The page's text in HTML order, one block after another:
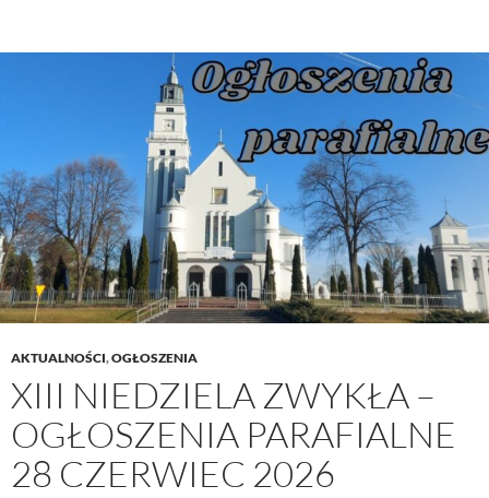
Ogłoszenia
parafialne
lipiec
2026
AKTUALNOŚCI,OGŁOSZENIA
XIII NIEDZIELA ZWYKŁA –
OGŁOSZENIA PARAFIALNE
28 CZERWIEC 2026